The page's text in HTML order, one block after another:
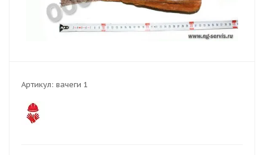
Артикул: вачеги 1